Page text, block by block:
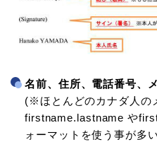
名前、住所、電話番号、
(※ほとんどのカナダ人の
firstname.lastname や
ォーマットを使う事が多